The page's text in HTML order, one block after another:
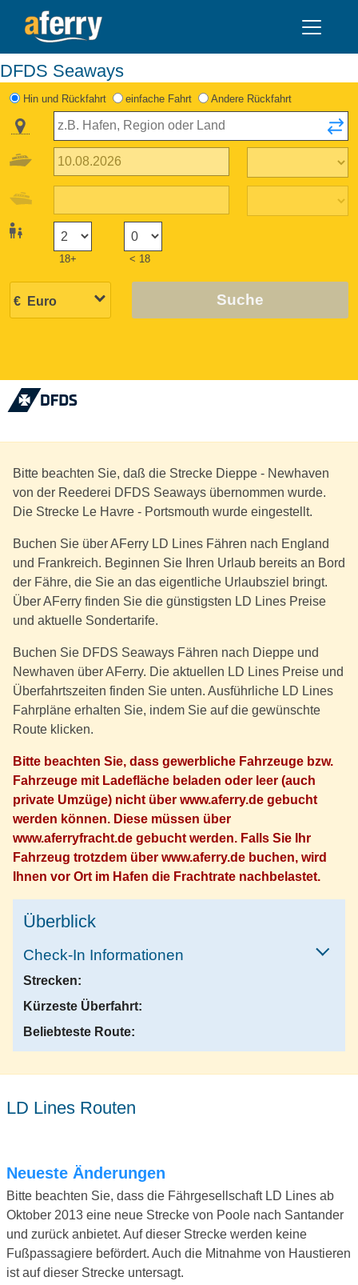
DFDS Seaways
Hin und Rückfahrt einfache Fahrt Andere Rückfahrt
18+ < 18
Suche
Bitte beachten Sie, daß die Strecke Dieppe - Newhaven
von der Reederei DFDS Seaways übernommen wurde.
Die Strecke Le Havre - Portsmouth wurde eingestellt.
Buchen Sie über AFerry LD Lines Fähren nach England
und Frankreich. Beginnen Sie Ihren Urlaub bereits an Bord
der Fähre, die Sie an das eigentliche Urlaubsziel bringt.
Über AFerry finden Sie die günstigsten LD Lines Preise
und aktuelle Sondertarife.
Buchen Sie DFDS Seaways Fähren nach Dieppe und
Newhaven über AFerry. Die aktuellen LD Lines Preise und
Überfahrtszeiten finden Sie unten. Ausführliche LD Lines
Fahrpläne erhalten Sie, indem Sie auf die gewünschte
Route klicken.
Bitte beachten Sie, dass gewerbliche Fahrzeuge bzw.
Fahrzeuge mit Ladefläche beladen oder leer (auch
private Umzüge) nicht über www.aferry.de gebucht
werden können. Diese müssen über
www.aferryfracht.de gebucht werden. Falls Sie Ihr
Fahrzeug trotzdem über www.aferry.de buchen, wird
Ihnen vor Ort im Hafen die Frachtrate nachbelastet.
Überblick
Check-In Informationen
Strecken:
Kürzeste Überfahrt:
Beliebteste Route:
LD Lines Routen
Neueste Änderungen
Bitte beachten Sie, dass die Fährgesellschaft LD Lines ab
Oktober 2013 eine neue Strecke von Poole nach Santander
und zurück anbietet. Auf dieser Strecke werden keine
Fußpassagiere befördert. Auch die Mitnahme von Haustieren
ist auf dieser Strecke untersagt.